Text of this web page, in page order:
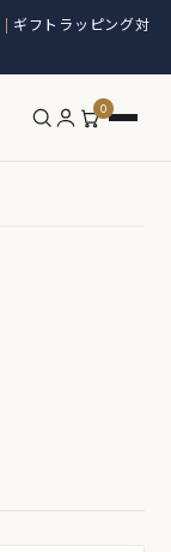
| ギフトラッピング対
0